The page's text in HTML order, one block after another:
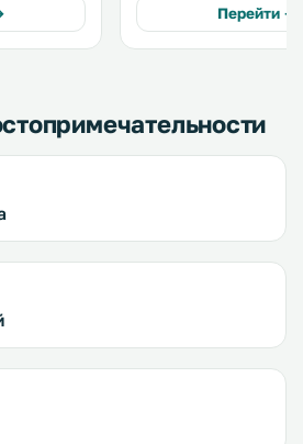
бар и
на
частная парковка. Номера
оснащены телевизором
спутниковыми каналами.
Перейти →